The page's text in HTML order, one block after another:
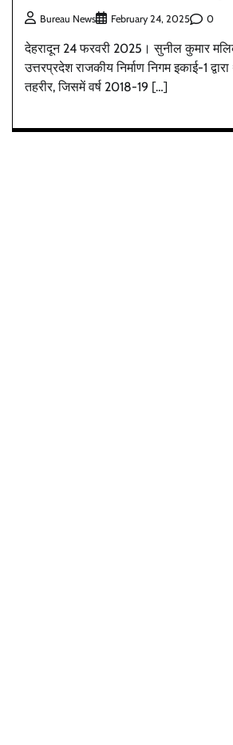
Bureau News February 24, 2025 0
देहरादून 24 फरवरी 2025। सुनील कुमार
उत्तरप्रदेश राजकीय निर्माण निगम इकाई-1
तहरीर, जिसमें वर्ष 2018-19 […]